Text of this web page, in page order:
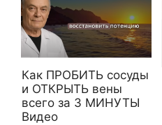
Как ПРОБИТЬ сосуды
и ОТКРЫТЬ вены
всего за 3 МИНУТЫ
Видео